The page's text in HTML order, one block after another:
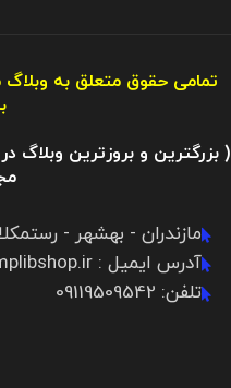
تمامی حقوق متعلق به
( بزرگترین و بروزترین وبلاگ
مازندران - بهشهر - رستمکلا
آدرس ایمیل : info@mplibshop.ir
تلفن: 09119509542​